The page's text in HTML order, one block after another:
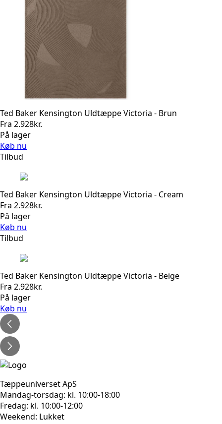
Ted Baker Kensington Uldtæppe Victoria - Brun
Fra 2.928kr.
På lager
Køb nu
Tilbud
Ted Baker Kensington Uldtæppe Victoria - Cream
Fra 2.928kr.
På lager
Køb nu
Tilbud
Ted Baker Kensington Uldtæppe Victoria - Beige
Fra 2.928kr.
På lager
Køb nu
Tæppeuniverset ApS
Mandag-torsdag: kl. 10:00-18:00
Fredag: kl. 10:00-12:00
Weekend: Lukket